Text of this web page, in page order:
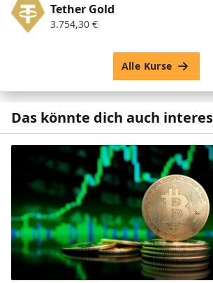
Tether Gold
3.754,30 €
Alle Kurse
Das könnte dich auch